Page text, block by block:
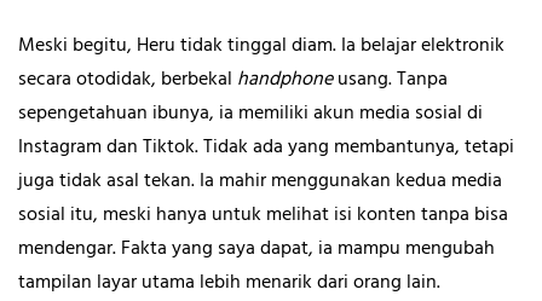
Meski begitu, Heru tidak tinggal diam. Ia belajar elektronik
secara otodidak, berbekal handphoneusang. Tanpa
sepengetahuan ibunya, ia memiliki akun media sosial di
Instagram dan Tiktok. Tidak ada yang membantunya, tetapi
juga tidak asal tekan. Ia mahir menggunakan kedua media
sosial itu, meski hanya untuk melihat isi konten tanpa bisa
mendengar. Fakta yang saya dapat, ia mampu mengubah
tampilan layar utama lebih menarik dari orang lain.